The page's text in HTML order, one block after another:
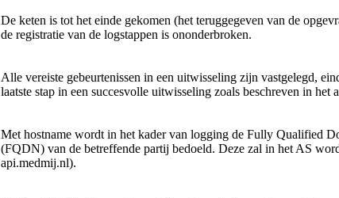
De keten is tot het einde gekomen (het teruggegeven van de
de registratie van de logstappen is ononderbroken.
Alle vereiste gebeurtenissen in een uitwisseling zijn vastgelegd,
laatste stap in een succesvolle uitwisseling zoals beschreven in het
Met hostname wordt in het kader van logging de Fully Qualified
(FQDN) van de betreffende partij bedoeld. Deze zal in het AS
api.medmij.nl).